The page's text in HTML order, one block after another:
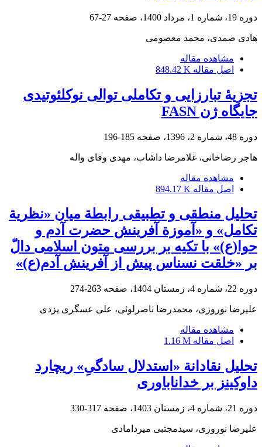
دوره 19، شماره 1، مرداد 1400، صفحه 27-67
هادی صمدی، محمد معصومی
مشاهده مقاله
اصل مقاله 848.42 K
تجزیۀ تبارزایی و تکاملی توالی نوکلئوتیدی
جایگاه ژن FASN
دوره 48، شماره 2، 1396، صفحه 185-196
هاجر رضاخانی، غلامرضا داشاب، مهدی وفای واله
مشاهده مقاله
اصل مقاله 894.17 K
تحلیل منطقی و تطبیقی رابطة میان «نظریة
تکامل» و «آموزة آفرینش حضرت آدم و
حوا(ع)» با تکیه بر بررسی متون اسلامی دالّ
بر «خلقت نسناس پیش‌ از آفرینش آدم(ع)»
دوره 22، شماره 4، زمستان 1404، صفحه 263-274
علیرضا نوروزی، محمدرضا ناصرلوئی، علی عسگری یزدی
مشاهده مقاله
اصل مقاله 1.16 M
تحلیل نقادانة «استدلال سادگیِ» ریچارد
داوکینز بر خداناباوری
دوره 21، شماره 4، زمستان 1403، صفحه 317-330
علیرضا نوروزی، سیدمجتبی میردامادی